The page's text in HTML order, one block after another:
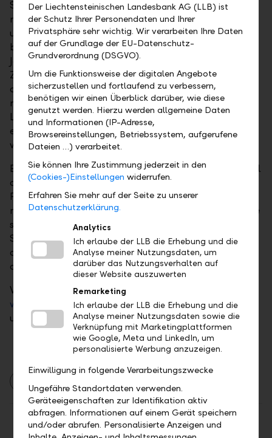
Stolpersteine im fortgeschrittenen Alter. Guter Rat
muss nicht teuer sein, um diese Hindernisse zu
umgehen. Wer solche Kriterien von Anfang an
bauseitig berücksichtigt, profitiert schon in jungen
Jahren und auch als Familie davon.
Zur Finanzierung Ihres Wohntraums haben Sie mit
der LLB den Profi an Ihrer Seite. Für visionäres,
nachhaltiges Bauen, das auch im dritten
Lebensabschnitt oder für Personen mit
eingeschränkter Mobilität passt, ist es ratsam,
weitere erfahrene Experten einzubinden.
Eine umfassende LLB-Kompass-Beratung geht auf all
diese Aspekte im Detail ein. Bei Bedarf werden
Partner wie SANO Wohnkonzepte hinzugezogen, die
mit ihrer Expertise Mehrwert schaffen. So können Sie
sicher sein, dass nichts übersehen wird. Vereinbaren
Sie ein persönliches Gespräch – die Kundenberater
der Liechtensteinischen Landesbank sind gern für Sie
da.
Weitere Informationen erhalten Sie unter
www.llb.li/hypotheken, unter +423 236 93 30 oder
unter
www.wohnkonzepte.li.
Teilen Drucken
Der Liechtensteinischen Landesbank AG (LLB) ist
der Schutz Ihrer Personendaten und Ihrer
Privatsphäre sehr wichtig. Wir verarbeiten Ihre Daten
auf der Grundlage der EU-Datenschutz-
Grundverordnung (DSGVO).
Um die Funktionsweise der digitalen Angebote
sicherzustellen und fortlaufend zu verbessern,
benötigen wir einen Überblick darüber, wie diese
genutzt werden. Hierzu werden allgemeine Daten
und Informationen (IP-Adresse,
Browsereinstellungen, Betriebssystem, aufgerufene
Dateien …) verarbeitet.
Sie können Ihre Zustimmung jederzeit in den
(Cookies-)Einstellungen widerrufen.
Erfahren Sie mehr auf der Seite zu unserer
Datenschutzerklärung.
Analytics
Ich erlaube der LLB die Erhebung und die
Analyse meiner Nutzungsdaten, um
darüber das Nutzungsverhalten auf
dieser Website auszuwerten
Remarketing
Ich erlaube der LLB die Erhebung und die
Analyse meiner Nutzungsdaten sowie die
Verknüpfung mit Marketingplattformen
wie Google, Meta und LinkedIn, um
personalisierte Werbung anzuzeigen.
Einwilligung in folgende Verarbeitungszwecke
Ungefähre Standortdaten verwenden.
Geräteeigenschaften zur Identifikation aktiv
abfragen. Informationen auf einem Gerät speichern
und/oder abrufen. Personalisierte Anzeigen und